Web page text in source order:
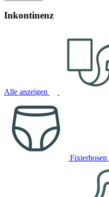
Inkontinenz
Alle anzeigen
Fixierhosen